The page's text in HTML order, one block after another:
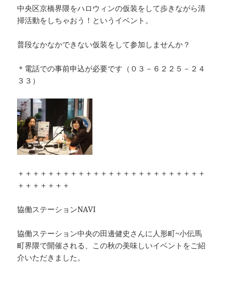
中央区京橋界隈をハロウィンの仮装をして歩きながら清
掃活動をしちゃおう！というイベント。
普段なかなかできない仮装をして参加しませんか？
＊電話での事前申込が必要です（０３－６２２５－２４
３３）
＋＋＋＋＋＋＋＋＋＋＋＋＋＋＋＋＋＋＋＋＋＋＋＋＋
＋＋＋＋＋＋＋
協働ステーションNAVI
協働ステーション中央の田邊健史さんに人形町~小伝馬
町界隈で開催される、この秋の美味しいイベントをご紹
介いただきました。